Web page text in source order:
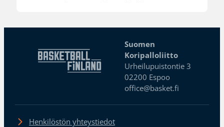
Suomen
Koripalloliitto
Urheilupuistontie 3
02200 Espoo
office@basket.fi
Henkilöstön yhteystiedot